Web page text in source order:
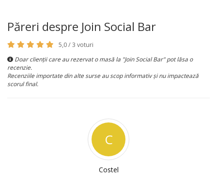
Păreri despre Join Social Bar
5,0 / 3 voturi
Doar clienții care au rezervat o masă la "Join Social Bar" pot lăsa o
recenzie.
Recenziile importate din alte surse au scop informativ și nu impactează
scorul final.
C
Costel